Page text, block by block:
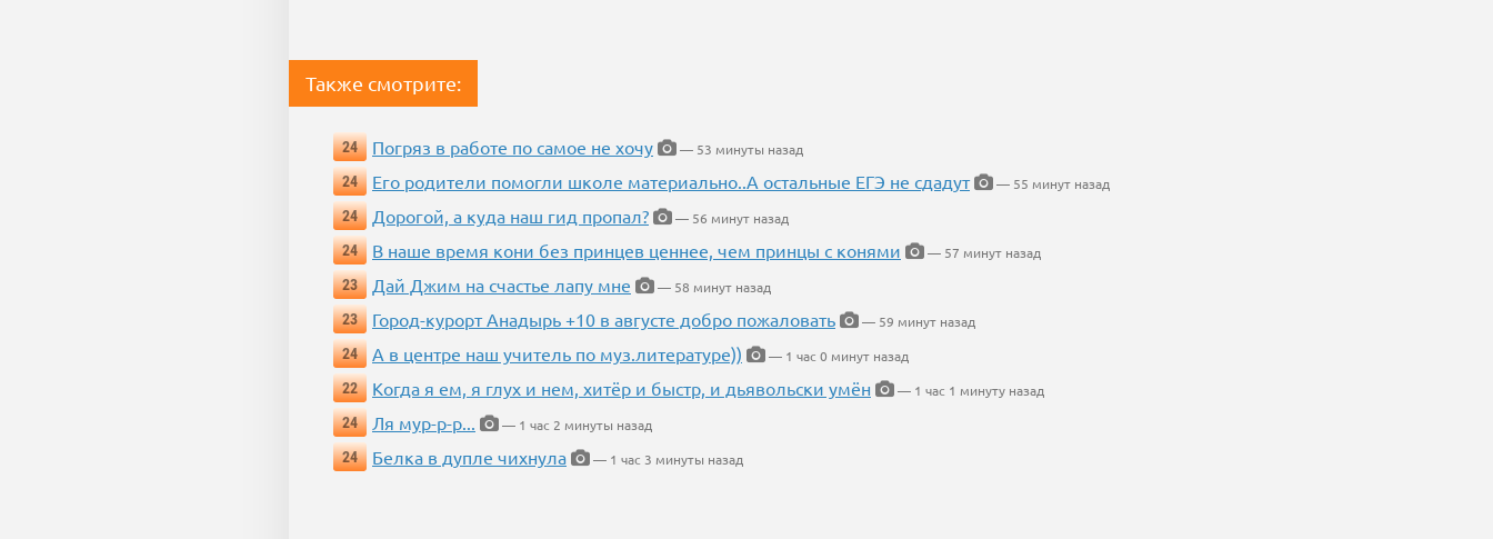
Также смотрите:
24 Погряз в работе по самое не хочу
— 53 минуты назад
24
Его родители помогли школе материально..А остальные ЕГЭ не сдадут
— 55 минут назад
24
Дорогой, а куда наш гид пропал?
— 56 минут назад
24
В наше время кони без принцев ценнее, чем принцы с конями
— 57 минут назад
23
Дай Джим на счастье лапу мне
— 58 минут назад
23
Город-курорт Анадырь +10 в августе добро пожаловать
— 59 минут назад
24
А в центре наш учитель по муз.литературе))
— 1 час 0 минут назад
22
Когда я ем, я глух и нем, хитёр и быстр, и дьявольски умён
— 1 час 1 минуту назад
24
Ля мур-р-р...
— 1 час 2 минуты назад
24
Белка в дупле чихнула — 1 час 3 минуты назад